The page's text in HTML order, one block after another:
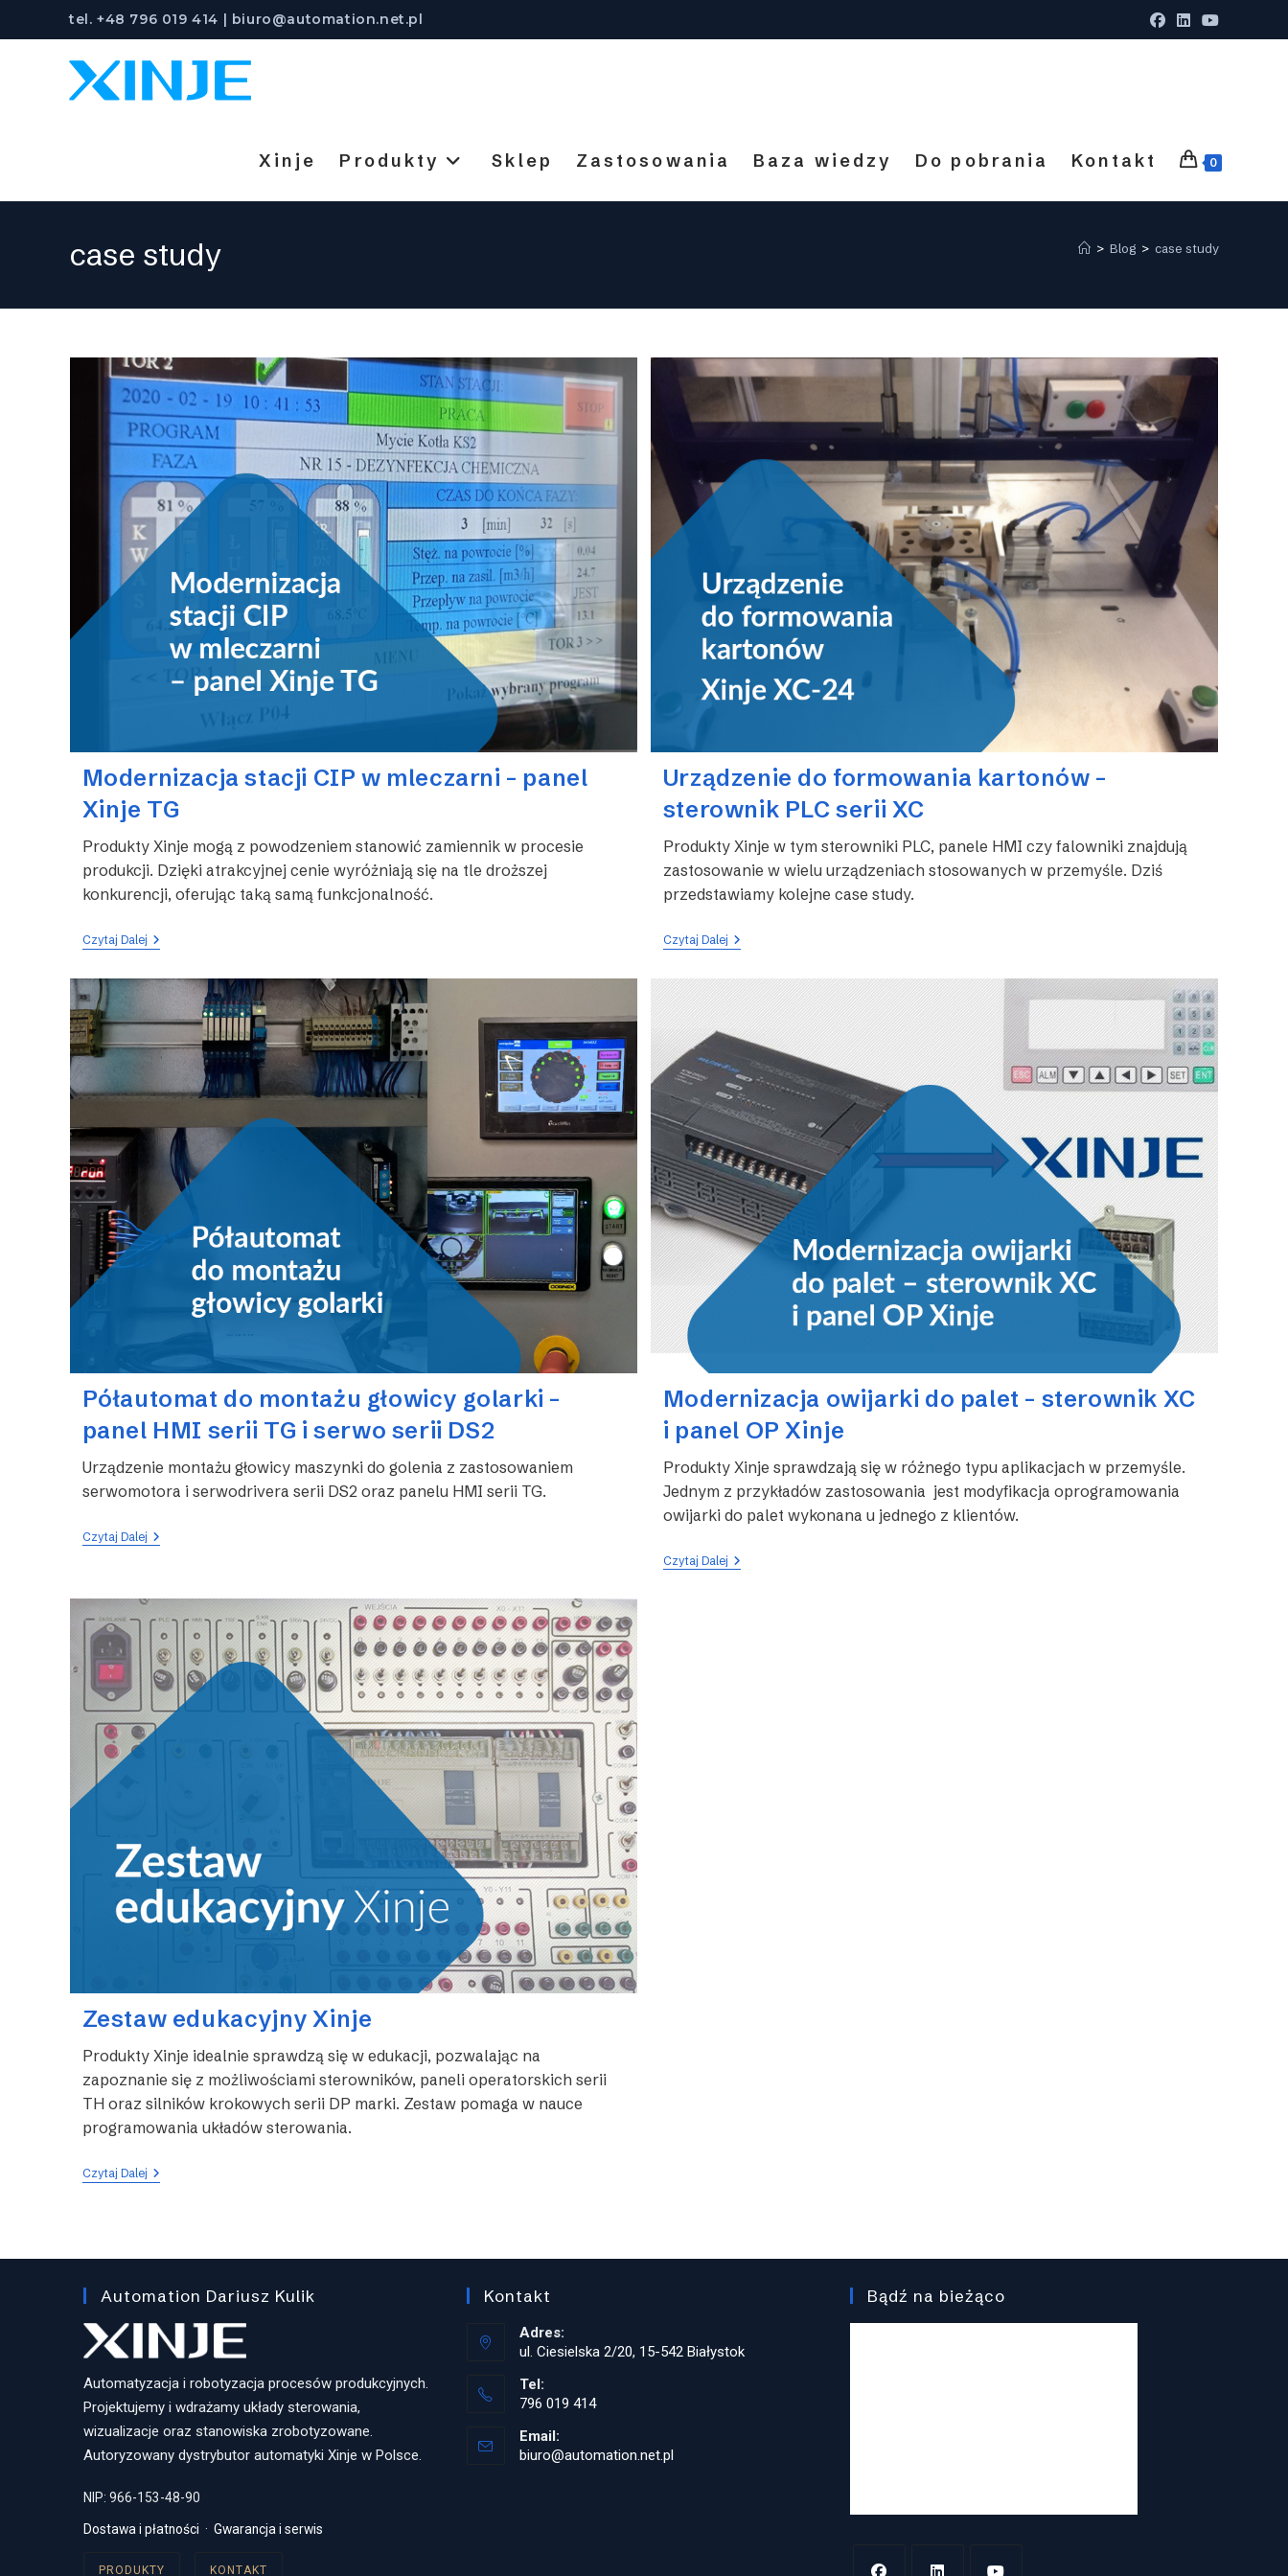
tel. +48 796 019 414 | biuro@automation.net.pl
Xinje Produkty Sklep Zastosowania Baza wiedzy Do pobrania Kontakt 0
case study > Blog > case study
Modernizacja stacji CIP w mleczarni – panel
Xinje TG
Produkty Xinje mogą z powodzeniem stanowić zamiennik w procesie
produkcji. Dzięki atrakcyjnej cenie wyróżniają się na tle droższej
konkurencji, oferując taką samą funkcjonalność.
Czytaj DalejModernizacja
Stacji
W
Mleczarni
–
Xinje
TG
Urządzenie do formowania kartonów –
sterownik PLC serii XC
Produkty Xinje w tym sterowniki PLC, panele HMI czy falowniki znajdują
zastosowanie w wielu urządzeniach stosowanych w przemyśle. Dziś
przedstawiamy kolejne case study.
Czytaj DalejUrządzenie
Do
Kartonów
–
Sterownik
PLC
Serii
XC
Półautomat do montażu głowicy golarki –
panel HMI serii TG i serwo serii DS2
Urządzenie montażu głowicy maszynki do golenia z zastosowaniem
serwomotora i serwodrivera serii DS2 oraz panelu HMI serii TG.
Czytaj DalejPółautomat
Golarki
Panel
HMI
Serii
TG
Serwo
Serii
DS2
Modernizacja owijarki do palet – sterownik XC
i panel OP Xinje
Produkty Xinje sprawdzają się w różnego typu aplikacjach w przemyśle.
Jednym z przykładów zastosowania jest modyfikacja oprogramowania
owijarki do palet wykonana u jednego z klientów.
Czytaj DalejModernizacja
Zestaw edukacyjny Xinje
Produkty Xinje idealnie sprawdzą się w edukacji, pozwalając na
zapoznanie się z możliwościami sterowników, paneli operatorskich serii
TH oraz silników krokowych serii DP marki. Zestaw pomaga w nauce
programowania układów sterowania.
Czytaj DalejZestaw
Edukacyjny
Automation Dariusz Kulik
Automatyzacja i robotyzacja procesów produkcyjnych.
Projektujemy i wdrażamy układy sterowania,
wizualizacje oraz stanowiska zrobotyzowane.
Autoryzowany dystrybutor automatyki Xinje w Polsce.
NIP: 966-153-48-90
Dostawa i płatności · Gwarancja i serwis
PRODUKTY KONTAKT
Kontakt
Adres:
ul. Ciesielska 2/20, 15-542 Białystok
Tel:
796 019 414
in
your
Email:
biuro@automation.net.plOpens
Bądź na bieżąco